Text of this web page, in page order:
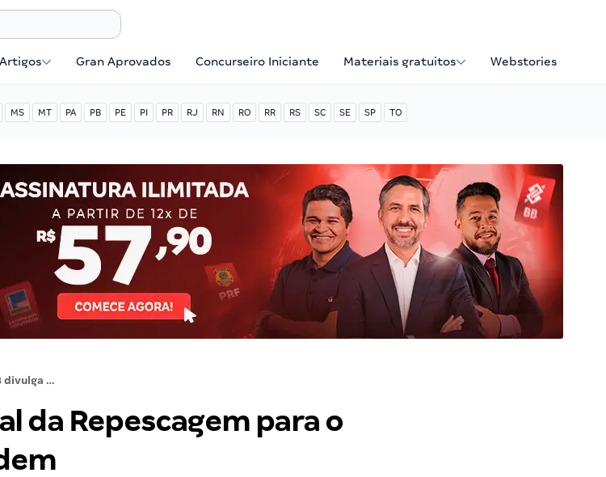
Artigos Gran Aprovados Concurseiro Iniciante Materiais gratuitos Webstories
MS MT PA PB PE PI PR RJ RN RO RR RS SC SE SP TO
OAB divulga Edital da Repescagem para o XX Exame de Ordem
da Repescagem para o